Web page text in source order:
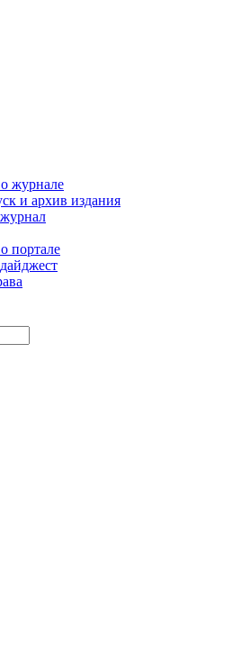
журнале
и архив издания
портале